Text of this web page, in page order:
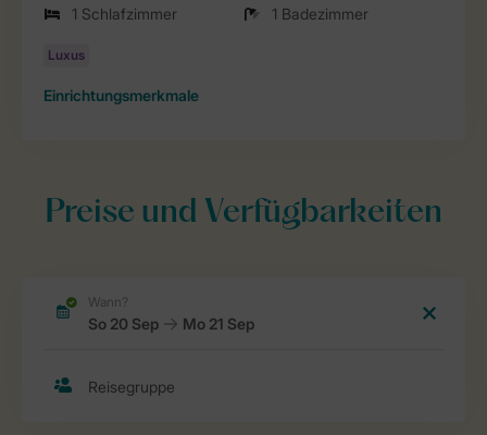
1 Schlafzimmer
1 Badezimmer
Einrichtungsmerkmale
Preise und Verfügbarkeiten